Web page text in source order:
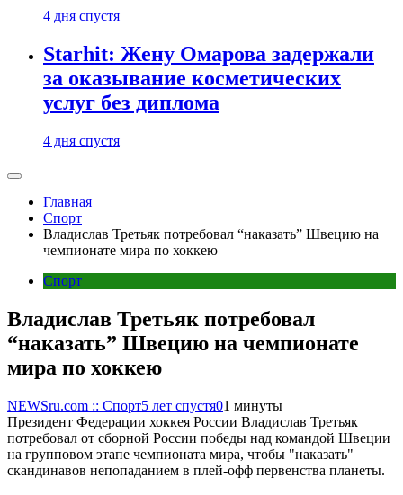
4 дня спустя
Starhit: Жену Омарова задержали
за оказывание косметических
услуг без диплома
4 дня спустя
Главная
Спорт
Владислав Третьяк потребовал “наказать” Швецию на
чемпионате мира по хоккею
Спорт
Владислав Третьяк потребовал
“наказать” Швецию на чемпионате
мира по хоккею
NEWSru.com :: Спорт5 лет спустя01 минуты
Президент Федерации хоккея России Владислав Третьяк
потребовал от сборной России победы над командой Швеции
на групповом этапе чемпионата мира, чтобы "наказать"
скандинавов непопаданием в плей-офф первенства планеты.